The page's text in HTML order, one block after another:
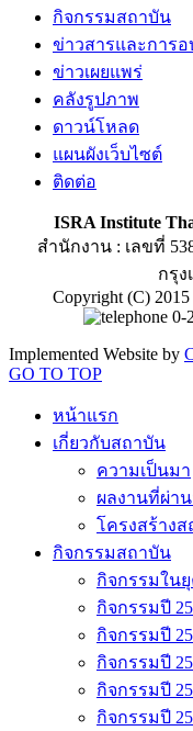
กิจกรรมสถาบัน
ข่าวสารและการอ
ข่าวเผยแพร่
คลังรูปภาพ
ดาวน์โหลด
แผนผังเว็บไซต์
ติดต่อ
ISRA Institute
สำนักงาน : เลขที่
กรุง
Copyright (C) 2015
0-
Implemented Website by
GO TO TOP
หน้าแรก
เกี่ยวกับสถาบัน
ความเป็นมา
ผลงานที่ผ่า
โครงสร้าง
กิจกรรมสถาบัน
กิจกรรมใน
กิจกรรมปี
กิจกรรมปี
กิจกรรมปี
กิจกรรมปี
กิจกรรมปี